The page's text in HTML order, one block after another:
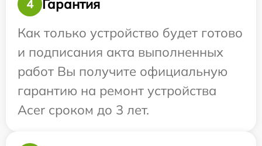
4
Гарантия
Как только устройство будет готово
и подписания акта выполненных
работ Вы получите официальную
гарантию на ремонт устройства
Acer сроком до 3 лет.